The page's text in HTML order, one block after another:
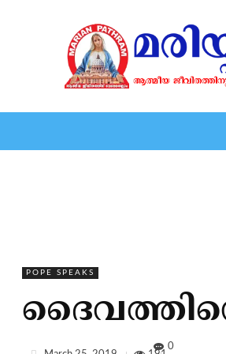
POPE SPEAKS
0